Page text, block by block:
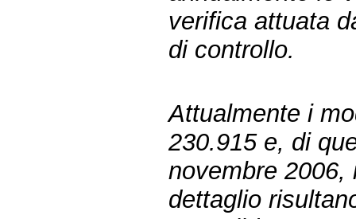
verifica attuata
di controllo.
Attualmente i
230.915 e, di
novembre
dettaglio